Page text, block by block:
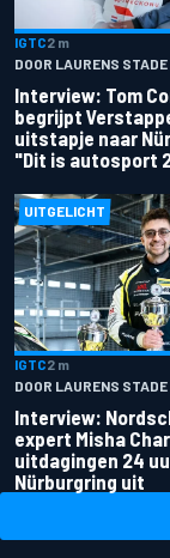
IGTC2 m
DOOR LAURENS STADE
Interview: Tom
begrijpt
uitstapje naar
"Dit is autosport
UITGELICHT
IGTC2 m
DOOR LAURENS STADE
Interview:
expert Misha
uitdagingen 24
Nürburgring uit